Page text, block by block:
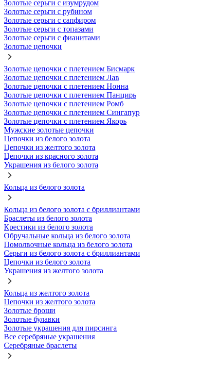
Золотые серьги с изумрудом
Золотые серьги с рубином
Золотые серьги с сапфиром
Золотые серьги с топазами
Золотые серьги с фианитами
Золотые цепочки
Золотые цепочки с плетением Бисмарк
Золотые цепочки с плетением Лав
Золотые цепочки с плетением Нонна
Золотые цепочки с плетением Панцирь
Золотые цепочки с плетением Ромб
Золотые цепочки с плетением Сингапур
Золотые цепочки с плетением Якорь
Мужские золотые цепочки
Цепочки из белого золота
Цепочки из желтого золота
Цепочки из красного золота
Украшения из белого золота
Кольца из белого золота
Кольца из белого золота с бриллиантами
Браслеты из белого золота
Крестики из белого золота
Обручальные кольца из белого золота
Помолвочные кольца из белого золота
Серьги из белого золота с бриллиантами
Цепочки из белого золота
Украшения из желтого золота
Кольца из желтого золота
Цепочки из желтого золота
Золотые броши
Золотые булавки
Золотые украшения для пирсинга
Все серебряные украшения
Серебряные браслеты